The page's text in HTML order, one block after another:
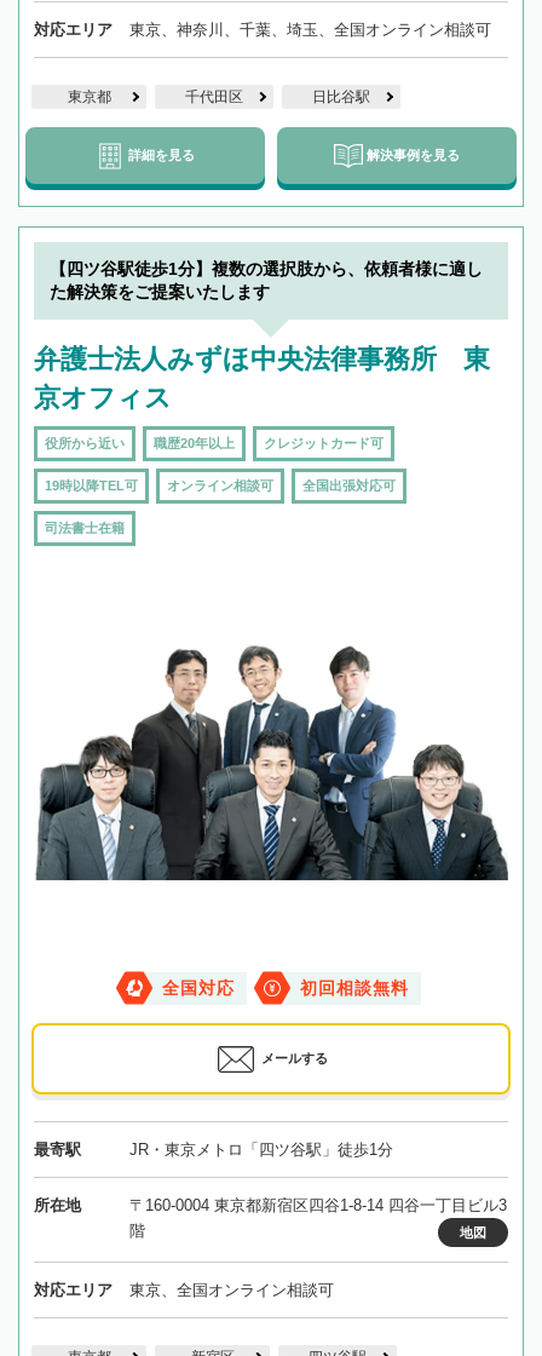
対応エリア 東京、神奈川、千葉、埼玉、全国オンライン相談可
東京都 千代田区 日比谷駅
詳細を見る 解決事例を見る
【四ツ谷駅徒歩1分】複数の選択肢から、依頼者様に適し
た解決策をご提案いたします
弁護士法人みずほ中央法律事務所 東
京オフィス
役所から近い 職歴20年以上 クレジットカード可
19時以降TEL可 オンライン相談可 全国出張対応可
司法書士在籍
全国対応 初回相談無料
メールする
最寄駅 JR・東京メトロ「四ツ谷駅」徒歩1分
所在地
〒160-0004 東京都新宿区四谷1-8-14 四谷一丁目ビル3
階
地図
対応エリア 東京、全国オンライン相談可